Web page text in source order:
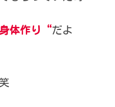
体作り“だよ